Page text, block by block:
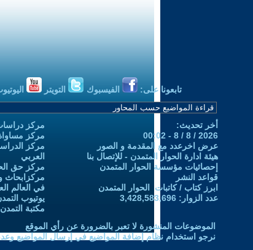
تابعونا على: الفيسبوك التويتر
أخر تحديث:
2026 / 8 / 8 - 00:02
عرض اخرعدد مع المقدمة و الصور
هيئة ادارة الحوار المتمدن - للإتصال بنا
إحصائيات مؤسسة الحوار المتمدن
قواعد النشر
ابرز كتاب / كاتبات الحوار المتمدن
عدد الزوار: 3,428,583,696
مركز
مركز
مركز
العربي
مركز حق
مركزابحاث
في العالم
يوتيوب
مكتبة التمدن
الموضوعات المنشورة لا تعبر بالضرورة عن رأي الموقع
نرجو استخدام نظام إضافة المواضيع في إرسال المواضيع